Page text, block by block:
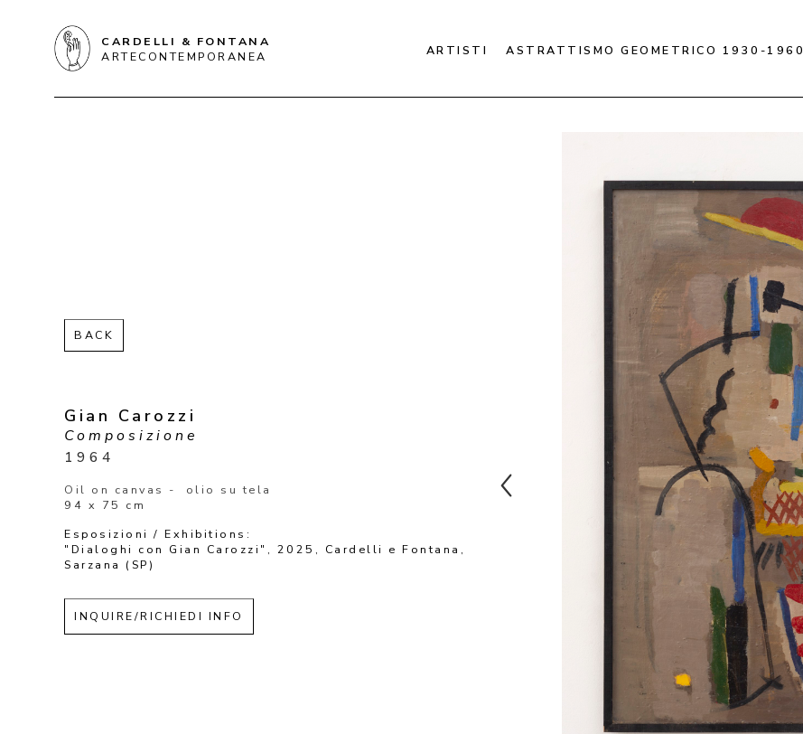
CARDELLI & FONTANA
ARTECONTEMPORANEA
ARTISTI ASTRATTISMO GEOMETRICO 1930-1960
BACK
Gian Carozzi
Composizione
1964
Oil on canvas -  olio su tela
94 x 75 cm
Esposizioni / Exhibitions:
"Dialoghi con Gian Carozzi", 2025, Cardelli e Fontana,
Sarzana (SP)
INQUIRE/RICHIEDI INFO